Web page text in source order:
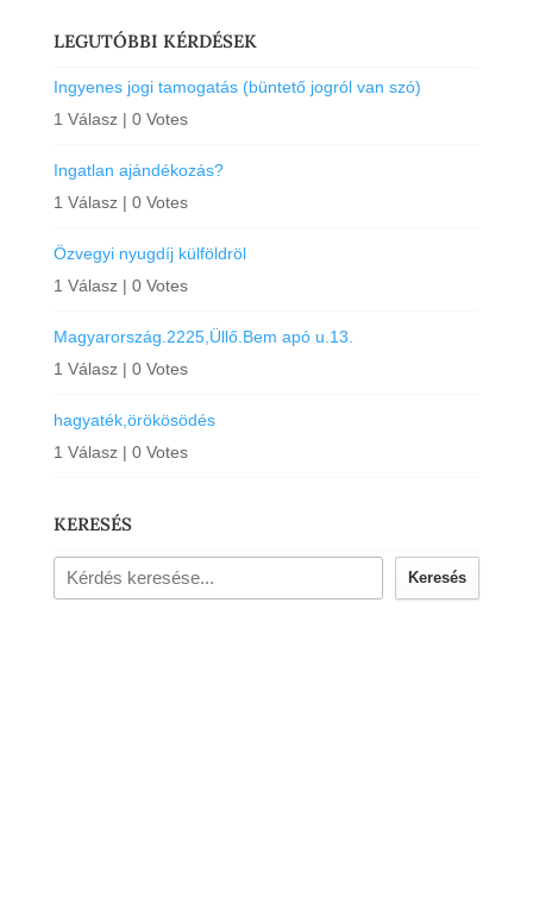
LEGUTÓBBI KÉRDÉSEK
Ingyenes jogi tamogatás (büntető jogról van szó)
1 Válasz | 0 Votes
Ingatlan ajándékozás?
1 Válasz | 0 Votes
Özvegyi nyugdíj külföldröl
1 Válasz | 0 Votes
Magyarország.2225,Üllő.Bem apó u.13.
1 Válasz | 0 Votes
hagyaték,örökösödés
1 Válasz | 0 Votes
KERESÉS
Keresés